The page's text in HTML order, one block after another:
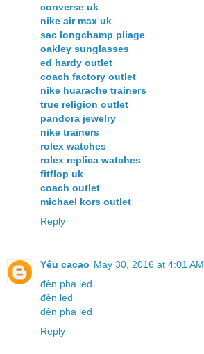
converse uk
nike air max uk
sac longchamp pliage
oakley sunglasses
ed hardy outlet
coach factory outlet
nike huarache trainers
true religion outlet
pandora jewelry
nike trainers
rolex watches
rolex replica watches
fitflop uk
coach outlet
michael kors outlet
Reply
Yêu cacao May 30, 2016 at 4:01 AM
đèn pha led
đèn led
đèn pha led
Reply